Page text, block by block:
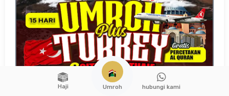
Haji Umroh hubungi kami